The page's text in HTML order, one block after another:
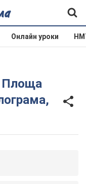
Онлайн уроки